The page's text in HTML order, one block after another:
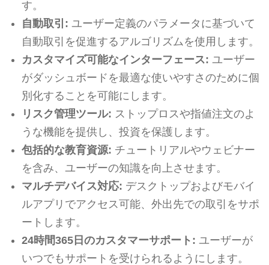
す。
自動取引: ユーザー定義のパラメータに基づいて
自動取引を促進するアルゴリズムを使用します。
カスタマイズ可能なインターフェース: ユーザー
がダッシュボードを最適な使いやすさのために個
別化することを可能にします。
リスク管理ツール: ストップロスや指値注文のよ
うな機能を提供し、投資を保護します。
包括的な教育資源: チュートリアルやウェビナー
を含み、ユーザーの知識を向上させます。
マルチデバイス対応: デスクトップおよびモバイ
ルアプリでアクセス可能、外出先での取引をサポ
ートします。
24時間365日のカスタマーサポート: ユーザーが
いつでもサポートを受けられるようにします。